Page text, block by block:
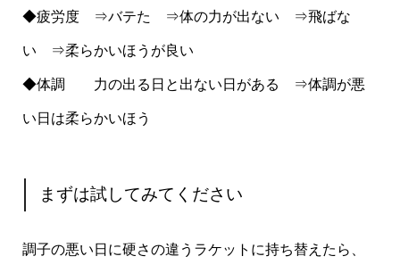
◆疲労度 ⇒バテた ⇒体の力が出ない ⇒飛ばな
い ⇒柔らかいほうが良い
◆体調 力の出る日と出ない日がある ⇒体調が悪
い日は柔らかいほう
まずは試してみてください
調子の悪い日に硬さの違うラケットに持ち替えたら、